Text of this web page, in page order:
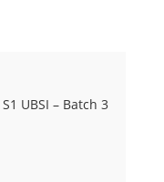
UBSI – Batch 3